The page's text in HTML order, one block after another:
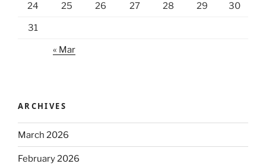
24 25 26 27 28 29 30
31
« Mar
ARCHIVES
March 2026
February 2026